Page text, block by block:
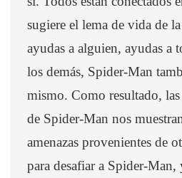
sugiere el lema de vida de
ayudas a alguien, ayudas a
los demás, Spider-Man
mismo. Como resultado,
de Spider-Man nos
amenazas provenientes de
para desafiar a Spider-Man,